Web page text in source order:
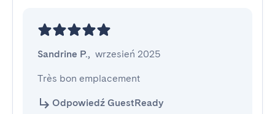
Sandrine P., wrzesień 2025
Très bon emplacement
Odpowiedź GuestReady